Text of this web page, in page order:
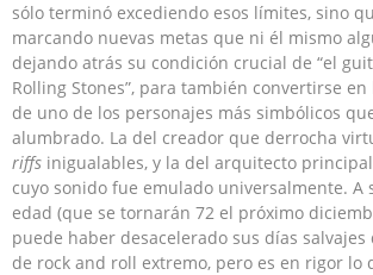
sólo terminó excediendo esos límites, sino
marcando nuevas metas que ni él mismo
dejando atrás su condición crucial de “el
Rolling Stones”, para también convertirse
de uno de los personajes más simbólicos
alumbrado. La del creador que derrocha
riffs inigualables, y la del arquitecto
cuyo sonido fue emulado universalmente. A
edad (que se tornarán 72 el próximo
puede haber desacelerado sus días salvajes
de rock and roll extremo, pero es en rigor lo